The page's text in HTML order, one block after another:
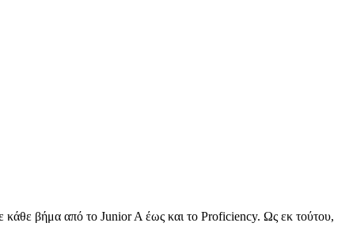
σε κάθε βήμα από το Junior A έως και το Proficiency. Ως εκ τούτου,